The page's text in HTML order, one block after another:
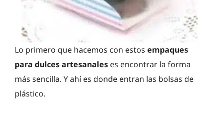
Lo primero que hacemos con estos empaques
para dulces artesanales es encontrar la forma
más sencilla. Y ahí es donde entran las bolsas de
plástico.